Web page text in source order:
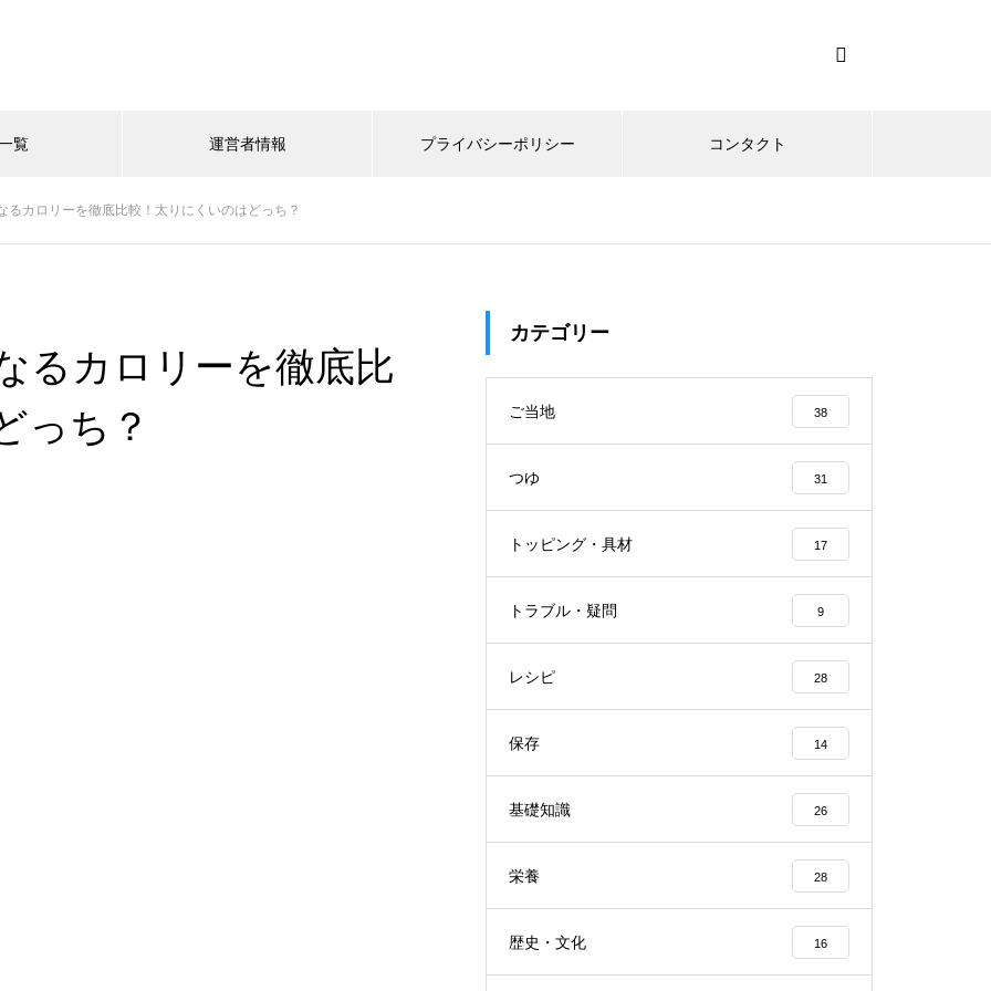
覧 運営者情報 プライバシーポリシー コンタクト
るカロリーを徹底比較！太りにくいのはどっち？
るカロリーを徹底比
っち？
カテゴリー
ご当地 38
つゆ 31
トッピング・具材 17
トラブル・疑問 9
レシピ 28
保存 14
基礎知識 26
栄養 28
歴史・文化 16